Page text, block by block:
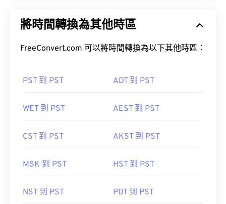
將時間轉換為其他時區
FreeConvert.com 可以將時間轉換為以下其他時區：
PST 到 PST ADT 到 PST
WET 到 PST AEST 到 PST
CST 到 PST AKST 到 PST
MSK 到 PST HST 到 PST
NST 到 PST PDT 到 PST